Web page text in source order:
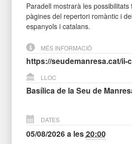
Paradell mostrarà les
pàgines del repertori romàntic i
espanyols i catalans.
MÉS INFORMACIÓ
https://seudemanresa.cat/
LLOC
Basílica de la Seu de
DATES
05/08/2026a les20:00